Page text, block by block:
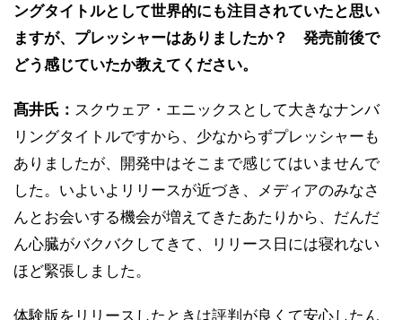
ングタイトルとして世界的にも注目されていたと思い
ますが、プレッシャーはありましたか？ 発売前後で
どう感じていたか教えてください。
髙井氏： スクウェア・エニックスとして大きなナンバ
リングタイトルですから、少なからずプレッシャーも
ありましたが、開発中はそこまで感じてはいませんで
した。いよいよリリースが近づき、メディアのみなさ
んとお会いする機会が増えてきたあたりから、だんだ
ん心臓がバクバクしてきて、リリース日には寝れない
ほど緊張しました。
体験版をリリースしたときは評判が良くて安心したん